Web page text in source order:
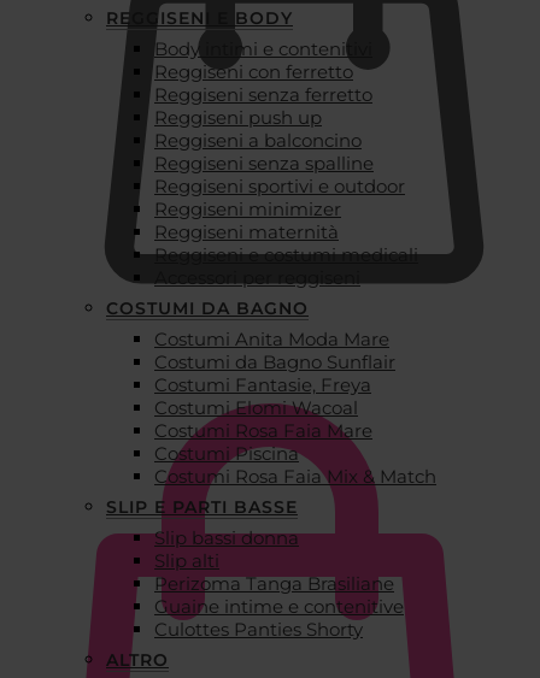
REGGISENI E BODY
Body intimi e contenitivi
Reggiseni con ferretto
Reggiseni senza ferretto
Reggiseni push up
Reggiseni a balconcino
Reggiseni senza spalline
Reggiseni sportivi e outdoor
Reggiseni minimizer
Reggiseni maternità
Reggiseni e costumi medicali
Accessori per reggiseni
COSTUMI DA BAGNO
Costumi Anita Moda Mare
Costumi da Bagno Sunflair
Costumi Fantasie, Freya
Costumi Elomi Wacoal
Costumi Rosa Faia Mare
Costumi Piscina
Costumi Rosa Faia Mix & Match
SLIP E PARTI BASSE
Slip bassi donna
Slip alti
Perizoma Tanga Brasiliane
Guaine intime e contenitive
Culottes Panties Shorty
ALTRO